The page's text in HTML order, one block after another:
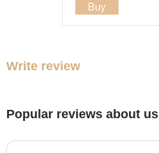
Buy
Write review
Popular reviews about us